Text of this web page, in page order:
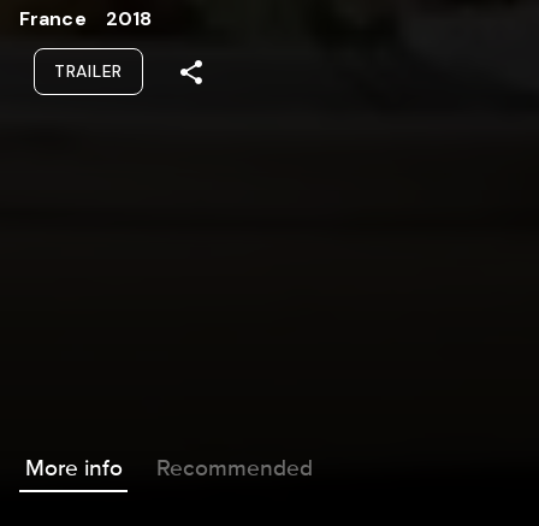
France
2018
TRAILER
More info Recommended